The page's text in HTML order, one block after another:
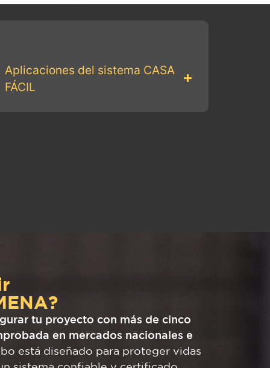
Aplicaciones del sistema CASA
FÁCIL
tu proyecto con más de cinco
en mercados nacionales e
está diseñado para proteger vidas